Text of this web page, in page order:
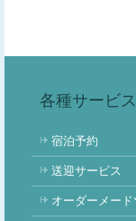
各種サービス
宿泊予約
送迎サービス
オーダーメー